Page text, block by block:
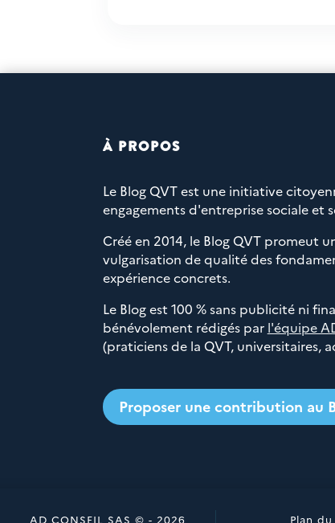
À PROPOS
Le Blog QVT est une initiative
engagements d'entreprise sociale et
Créé en 2014, le Blog QVT promeut
vulgarisation de qualité des
expérience concrets.
Le Blog est 100 % sans publicité ni
bénévolement rédigés par l'équipe
(praticiens de la QVT, universitaires,
Proposer une contribution au
AD CONSEIL SAS © - 2026 Plan